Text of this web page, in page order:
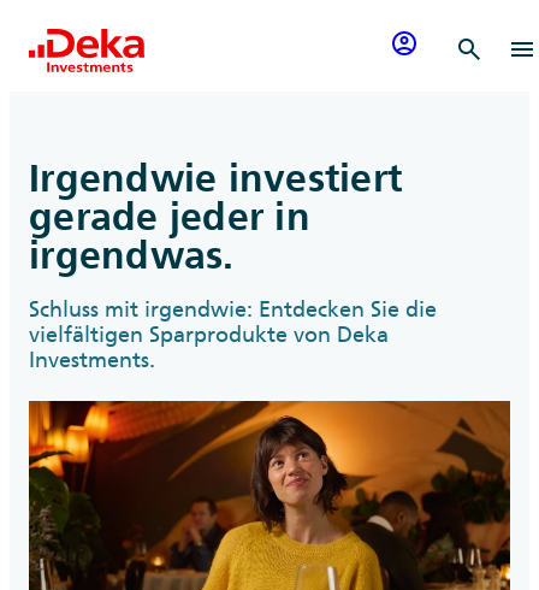
account_circle search menu
Irgendwie investiert
gerade jeder in
irgendwas.
Schluss mit irgendwie: Entdecken Sie die
vielfältigen Sparprodukte von Deka
Investments.